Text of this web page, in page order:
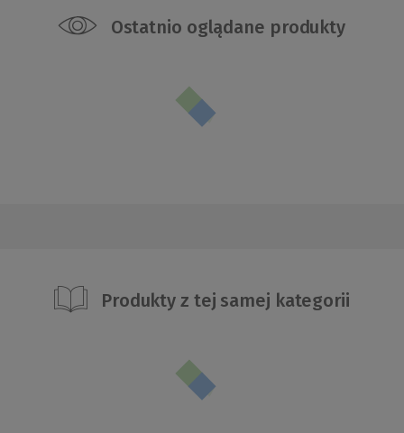
Ostatnio oglądane produkty
Produkty z tej samej kategorii